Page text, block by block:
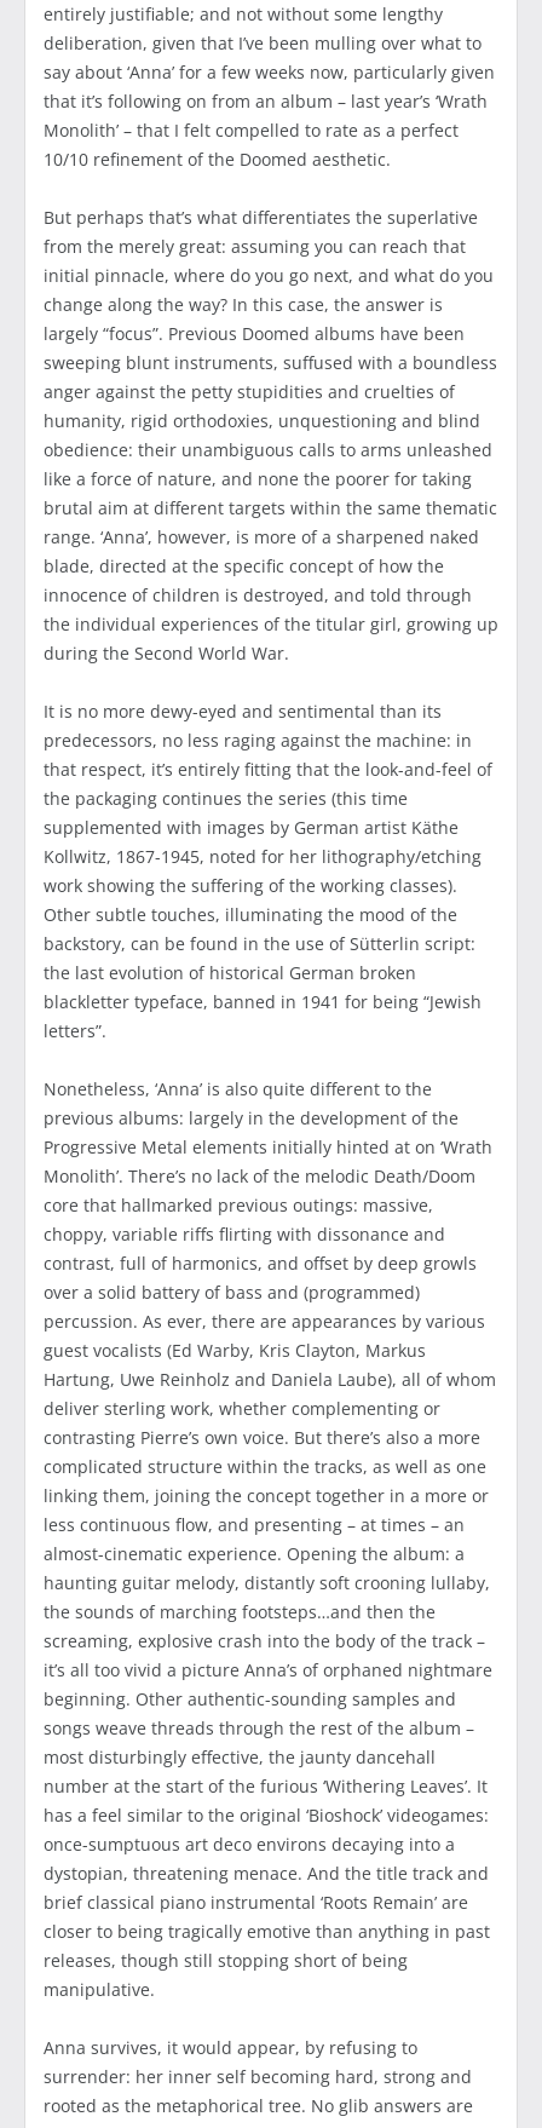
entirely justifiable; and not without some lengthy
deliberation, given that I’ve been mulling over what to
say about ‘Anna’ for a few weeks now, particularly given
that it’s following on from an album – last year’s ‘Wrath
Monolith’ – that I felt compelled to rate as a perfect
10/10 refinement of the Doomed aesthetic.
But perhaps that’s what differentiates the superlative
from the merely great: assuming you can reach that
initial pinnacle, where do you go next, and what do you
change along the way? In this case, the answer is
largely “focus”. Previous Doomed albums have been
sweeping blunt instruments, suffused with a boundless
anger against the petty stupidities and cruelties of
humanity, rigid orthodoxies, unquestioning and blind
obedience: their unambiguous calls to arms unleashed
like a force of nature, and none the poorer for taking
brutal aim at different targets within the same thematic
range. ‘Anna’, however, is more of a sharpened naked
blade, directed at the specific concept of how the
innocence of children is destroyed, and told through
the individual experiences of the titular girl, growing up
during the Second World War.
It is no more dewy-eyed and sentimental than its
predecessors, no less raging against the machine: in
that respect, it’s entirely fitting that the look-and-feel of
the packaging continues the series (this time
supplemented with images by German artist Käthe
Kollwitz, 1867-1945, noted for her lithography/etching
work showing the suffering of the working classes).
Other subtle touches, illuminating the mood of the
backstory, can be found in the use of Sütterlin script:
the last evolution of historical German broken
blackletter typeface, banned in 1941 for being “Jewish
letters”.
Nonetheless, ‘Anna’ is also quite different to the
previous albums: largely in the development of the
Progressive Metal elements initially hinted at on ‘Wrath
Monolith’. There’s no lack of the melodic Death/Doom
core that hallmarked previous outings: massive,
choppy, variable riffs flirting with dissonance and
contrast, full of harmonics, and offset by deep growls
over a solid battery of bass and (programmed)
percussion. As ever, there are appearances by various
guest vocalists (Ed Warby, Kris Clayton, Markus
Hartung, Uwe Reinholz and Daniela Laube), all of whom
deliver sterling work, whether complementing or
contrasting Pierre’s own voice. But there’s also a more
complicated structure within the tracks, as well as one
linking them, joining the concept together in a more or
less continuous flow, and presenting – at times – an
almost-cinematic experience. Opening the album: a
haunting guitar melody, distantly soft crooning lullaby,
the sounds of marching footsteps…and then the
screaming, explosive crash into the body of the track –
it’s all too vivid a picture Anna’s of orphaned nightmare
beginning. Other authentic-sounding samples and
songs weave threads through the rest of the album –
most disturbingly effective, the jaunty dancehall
number at the start of the furious ‘Withering Leaves’. It
has a feel similar to the original ‘Bioshock’ videogames:
once-sumptuous art deco environs decaying into a
dystopian, threatening menace. And the title track and
brief classical piano instrumental ‘Roots Remain’ are
closer to being tragically emotive than anything in past
releases, though still stopping short of being
manipulative.
Anna survives, it would appear, by refusing to
surrender: her inner self becoming hard, strong and
rooted as the metaphorical tree. No glib answers are